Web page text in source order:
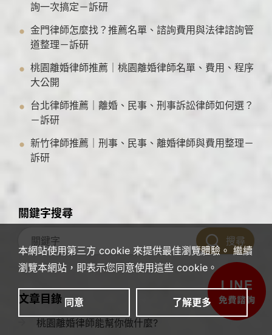
詢一次搞定－訴研
金門律師怎麼找？推薦名單、諮詢費用與法律諮詢管
道整理－訴研
桃園離婚律師推薦｜桃園離婚律師名單、費用、程序
大公開
台北律師推薦｜離婚、民事、刑事訴訟律師如何選？
－訴研
新竹律師推薦｜刑事、民事、離婚律師與費用整理－
訴研
關鍵字搜尋
搜尋
文章目錄
桃園離婚律師能幫你做什麼?
本網站使用第三方 cookie 來提供最佳瀏覽體驗。 繼續
瀏覽本網站，即表示您同意使用這些 cookie。
同意 了解更多